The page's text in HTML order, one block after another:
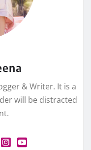
& Writer. It is a
will be distracted